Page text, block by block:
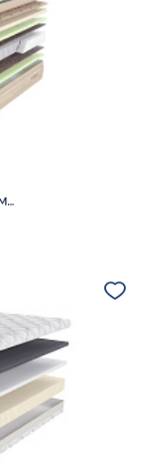
Матрас Divine Gold с топпером Memory 42